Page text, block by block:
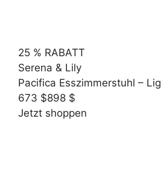
25 % RABATT
Serena & Lily
Pacifica Esszimmerstuhl –
673 $898 $
Jetzt shoppen